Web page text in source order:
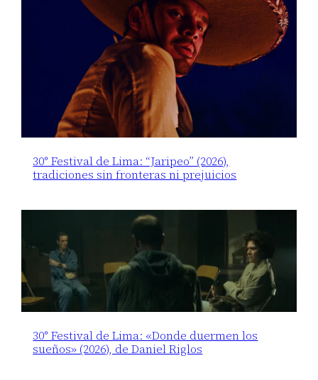
30° Festival de Lima: “Jaripeo” (2026),
tradiciones sin fronteras ni prejuicios
30° Festival de Lima: «Donde duermen los
sueños» (2026), de Daniel Riglos